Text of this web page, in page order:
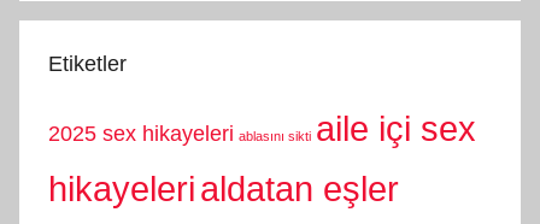
Etiketler
2025 sex hikayeleri ablasını sikti aile içi sex
hikayelerialdatan eşler